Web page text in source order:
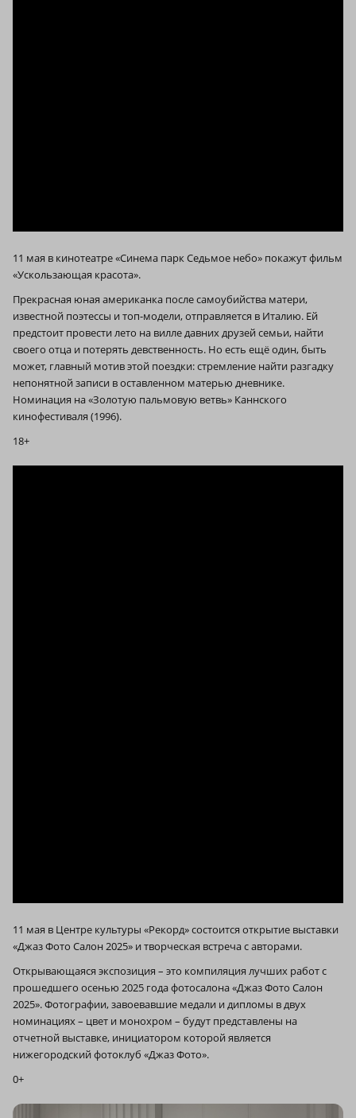
11 мая в кинотеатре «Синема парк Седьмое небо» покажут фильм
«Ускользающая красота».
Прекрасная юная американка после самоубийства матери,
известной поэтессы и топ-модели, отправляется в Италию. Ей
предстоит провести лето на вилле давних друзей семьи, найти
своего отца и потерять девственность. Но есть ещё один, быть
может, главный мотив этой поездки: стремление найти разгадку
непонятной записи в оставленном матерью дневнике.
Номинация на «Золотую пальмовую ветвь» Каннского
кинофестиваля (1996).
18+
11 мая в Центре культуры «Рекорд» состоится открытие выставки
«Джаз Фото Салон 2025» и творческая встреча с авторами.
Открывающаяся экспозиция – это компиляция лучших работ с
прошедшего осенью 2025 года фотосалона «Джаз Фото Салон
2025». Фотографии, завоевавшие медали и дипломы в двух
номинациях – цвет и монохром – будут представлены на
отчетной выставке, инициатором которой является
нижегородский фотоклуб «Джаз Фото».
0+